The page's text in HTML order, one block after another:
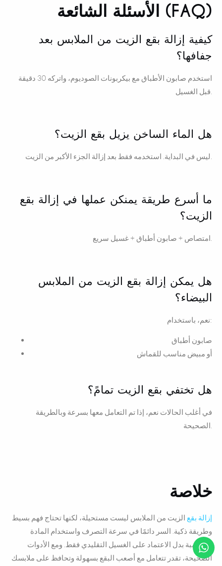
الأسئلة الشائعة (FAQ)
كيفية إزالة بقع الزيت من الملابس بعد
جفافها؟
استخدم صابون الأطباق مع بيكربونات الصوديوم، واتركه 30 دقيقة
هل الماء الساخن يزيل بقع الزيت؟
ليس في البداية. استخدمه فقط بعد إزالة الجزء الأكبر من الزيت.
ما أسرع طريقة يمنكن عملها في إزالة بقع
الزيت؟
امتصاص + صابون أطباق + غسيل سريع.
هل يمكن إزالة بقع الزيت من الملابس
البيضاء؟
نعم، باستخدام:
صابون أطباق
أو مبيض مناسب للقماش
هل تختفي بقع الزيت تمامً؟
في أغلب الحالات نعم، إذا تم التعامل معها بسرعة وبالطريقة
خلاصة
إزالة بقع الزيت من الملابس ليست مستحيلة، لكنها تحتاج فهم بسيط
وطريقة ذكية. السر دائمًا في سرعة التصرف واستخدام المادة
المناسبة بدل الاعتماد على الغسيل التقليدي فقط. ومع الأدوات
الصحيحة، تقدر تتعامل مع أصعب البقع بسهولة وتحافظ على ملابسك